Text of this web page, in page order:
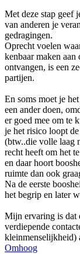
Met deze stap geef
van anderen je
gedragingen.
Oprecht voelen
kenbaar maken
ontvangen, is een
partijen.
En soms moet je
een ander doen,
er goed mee om te
je het risico loopt
(btw..die volle laag
recht heeft om het
en daar hoort
ruimte dan ook
Na de eerste
het begrip en later
Mijn ervaring is dat
verdiepende
kleinmenselijkheid)
Omhoog